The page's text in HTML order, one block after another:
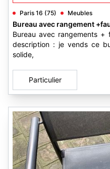
Paris 16 (75) Meubles
Bureau avec rangement
Bureau avec rangements
description : je vends ce
solide,
Particulier